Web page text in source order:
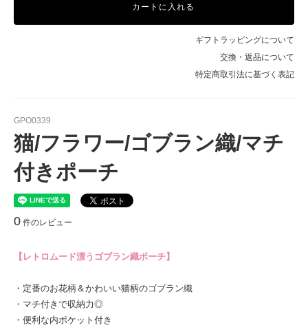
カートに入れる
ギフトラッピングについて
交換・返品について
特定商取引法に基づく表記
GPO0339
猫/フラワー/ゴブラン織/マチ
付きポーチ
0 件のレビュー
【レトロムード漂うゴブラン織ポーチ】
・定番のお花柄＆かわいい猫柄のゴブラン織
・マチ付きで収納力◎
・便利な内ポケット付き